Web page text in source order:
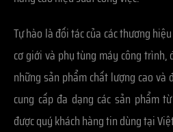
Tự hào là đối tác của các thương
cơ giới và phụ tùng máy công trình,
những sản phẩm chất lượng cao và
cung cấp đa dạng các sản phẩm
được quý khách hàng tin dùng tại